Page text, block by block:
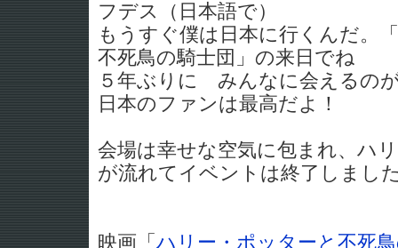
フデス（日本語で）
もうすぐ僕は日本に行くんだ。
不死鳥の騎士団」の来日でね
５年ぶりに みんなに会えるの
日本のファンは最高だよ！
会場は幸せな空気に包まれ、ハ
が流れてイベントは終了しまし
映画「 ハリー・ポッターと不死